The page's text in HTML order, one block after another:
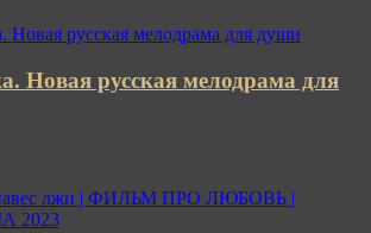
Новая русская мелодрама для